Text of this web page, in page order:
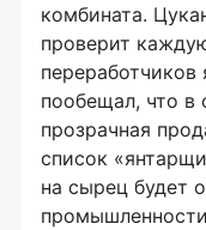
комбината.
проверит
переработчиков
пообещал, что в
прозрачная
список
на сырец будет